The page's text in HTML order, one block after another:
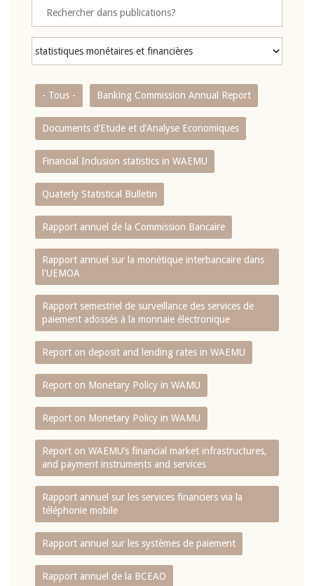
- Tous - Banking Commission Annual Report
Documents d’Etude et d’Analyse Economiques
Financial Inclusion statistics in WAEMU
Quaterly Statistical Bulletin
Rapport annuel de la Commission Bancaire
Rapport annuel sur la monétique interbancaire dans
l'UEMOA
Rapport semestriel de surveillance des services de
paiement adossés à la monnaie électronique
Report on deposit and lending rates in WAEMU
Report on Monetary Policy in WAMU
Report on Monetary Policy in WAMU
Report on WAEMU’s financial market infrastructures,
and payment instruments and services
Rapport annuel sur les services financiers via la
téléphonie mobile
Rapport annuel sur les systèmes de paiement
Rapport annuel de la BCEAO